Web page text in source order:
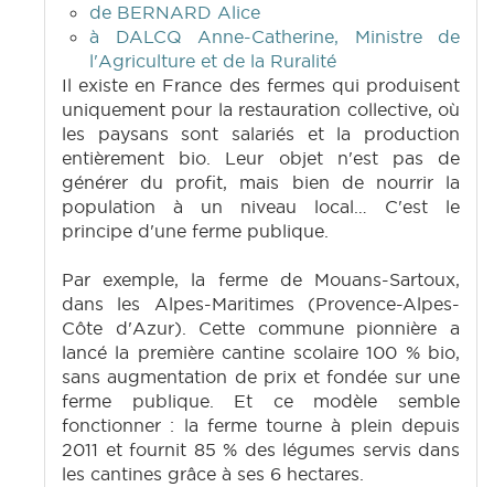
de BERNARD Alice
à DALCQ Anne-Catherine, Ministre de
l'Agriculture et de la Ruralité
Il existe en France des fermes qui produisent
uniquement pour la restauration collective, où
les paysans sont salariés et la production
entièrement bio. Leur objet n'est pas de
générer du profit, mais bien de nourrir la
population à un niveau local… C'est le
principe d'une ferme publique.
Par exemple, la ferme de Mouans-Sartoux,
dans les Alpes-Maritimes (Provence-Alpes-
Côte d'Azur). Cette commune pionnière a
lancé la première cantine scolaire 100 % bio,
sans augmentation de prix et fondée sur une
ferme publique. Et ce modèle semble
fonctionner : la ferme tourne à plein depuis
2011 et fournit 85 % des légumes servis dans
les cantines grâce à ses 6 hectares.